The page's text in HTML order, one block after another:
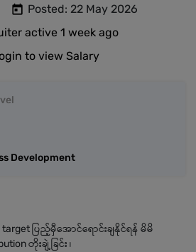
Posted: 22 May 2026
active 1 week ago
to view Salary
Development
ပြည့်မှီအောင်ရောင်းချနိုင်ရန် မိမိ
တိုးချဲ့ခြင်း ၊